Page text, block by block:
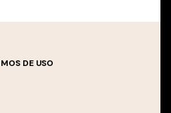
DE USO